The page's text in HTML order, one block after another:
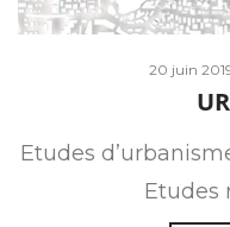
Posted
20 juin
Etudes
Etudes